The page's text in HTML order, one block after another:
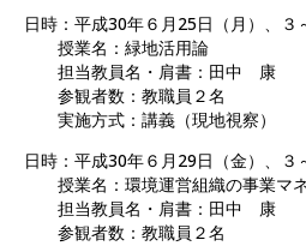
日時：平成30年６月25日（月）、３
授業名：緑地活用論
担当教員名・肩書：田中 康
参観者数：教職員２名
実施方式：講義（現地視察）
日時：平成30年６月29日（金）、３
授業名：環境運営組織の事業マ
担当教員名・肩書：田中 康
参観者数：教職員２名